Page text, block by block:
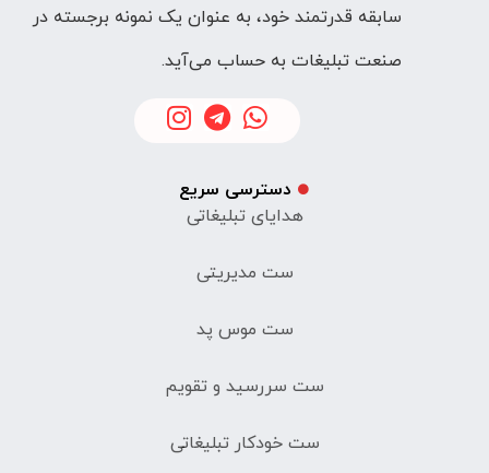
سابقه قدرتمند خود، به عنوان یک نمونه برجسته در
صنعت تبلیغات به حساب می‌آید.
دسترسی سریع
هدایای تبلیغاتی
ست مدیریتی
ست موس پد
ست سررسید و تقویم
ست خودکار تبلیغاتی